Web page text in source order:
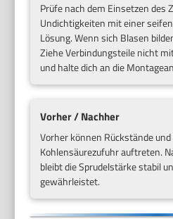
Prüfe nach dem Einsetzen des
Undichtigkeiten mit einer
Lösung. Wenn sich Blasen
Ziehe Verbindungsteile nicht
und halte dich an die
Vorher / Nachher
Vorher können Rückstände
Kohlensäurezufuhr auftreten.
bleibt die Sprudelstärke stabil
gewährleistet.